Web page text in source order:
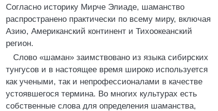
Согласно историку Мирче Элиаде, шаманство
распространено практически по всему миру, включая
Азию, Американский континент и Тихоокеанский
регион.
Слово «шаман» заимствовано из языка сибирских
тунгусов и в настоящее время широко используется
как учеными, так и непрофессионалами в качестве
устоявшегося термина. Во многих культурах есть
собственные слова для определения шаманства,